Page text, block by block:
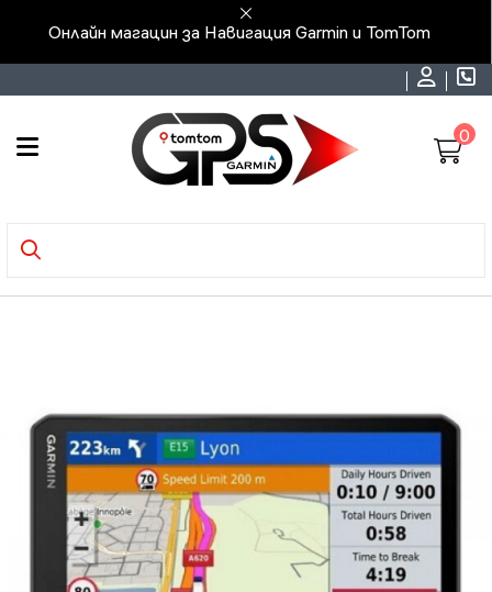
Онлайн магацин за Навигация Garmin и TomTom
0